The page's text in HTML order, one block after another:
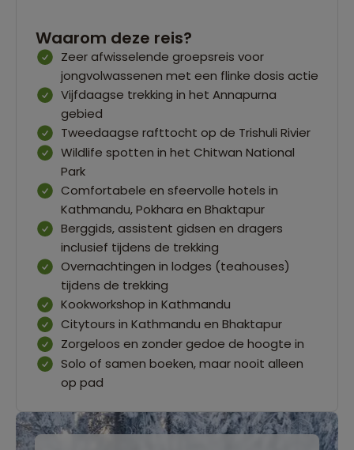
Waarom deze reis?
Zeer afwisselende groepsreis voor
jongvolwassenen met een flinke dosis actie
Vijfdaagse trekking in het Annapurna
gebied
Tweedaagse rafttocht op de Trishuli Rivier
Wildlife spotten in het Chitwan National
Park
Comfortabele en sfeervolle hotels in
Kathmandu, Pokhara en Bhaktapur
Berggids, assistent gidsen en dragers
inclusief tijdens de trekking
Overnachtingen in lodges (teahouses)
tijdens de trekking
Kookworkshop in Kathmandu
Citytours in Kathmandu en Bhaktapur
Zorgeloos en zonder gedoe de hoogte in
Solo of samen boeken, maar nooit alleen
op pad